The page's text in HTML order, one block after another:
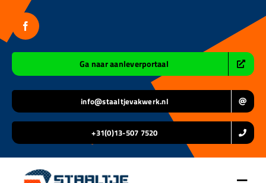
inhoud
Ga naar aanleverportaal
info@staaltjevakwerk.nl
+31(0)13-507 7520